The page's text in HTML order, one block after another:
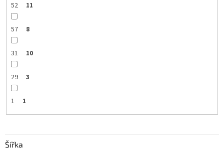
52 11
57 8
31 10
29 3
1 1
Šířka